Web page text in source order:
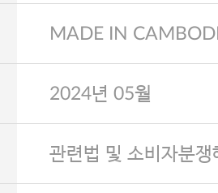
MADE IN
2024년 05월
관련법 및 소비자분